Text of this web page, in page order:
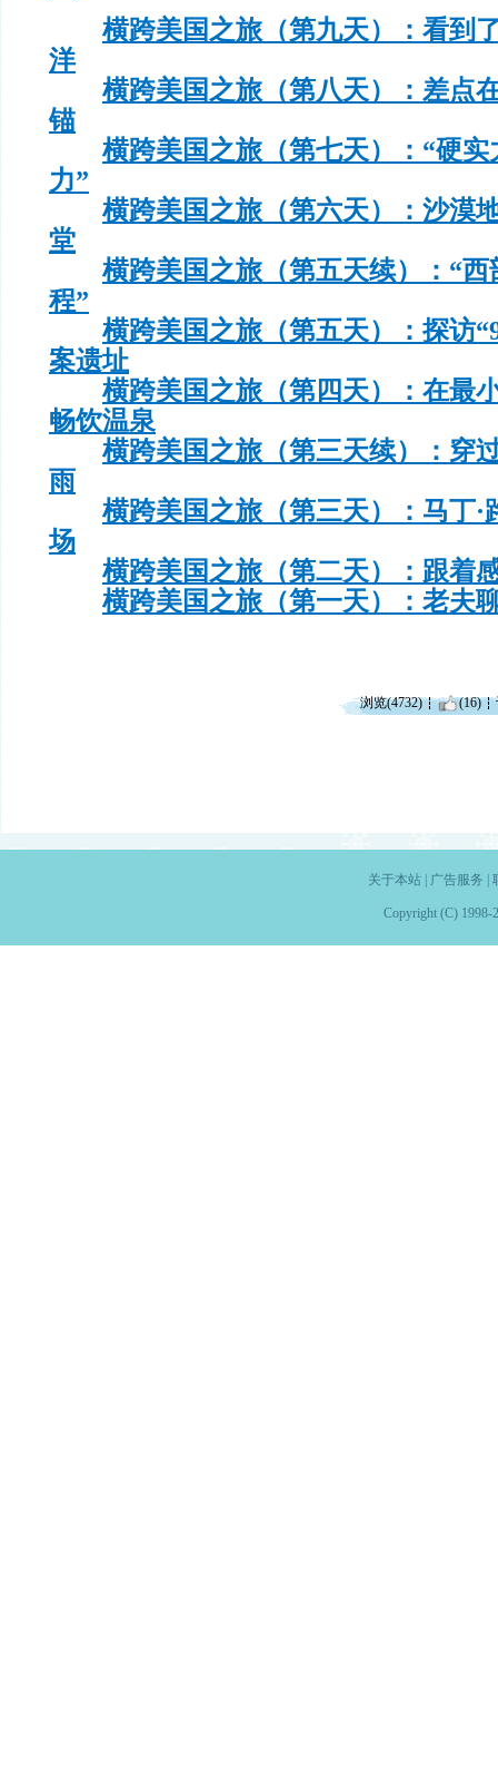
横跨美国之旅（第九天）：看到
洋
横跨美国之旅（第八天）：差点
锚
横跨美国之旅（第七天）：“硬实
力”
横跨美国之旅（第六天）：沙漠
堂
横跨美国之旅（第五天续）：“西
程”
横跨美国之旅（第五天）：探访
案遗址
横跨美国之旅（第四天）：在最
畅饮温泉
横跨美国之旅（第三天续）：穿
雨
横跨美国之旅（第三天）：马丁·
场
横跨美国之旅（第二天）：跟着
横跨美国之旅（第一天）：老夫
浏览(4732) (16)
关于本站| 广告服务
Copyright (C) 1998-